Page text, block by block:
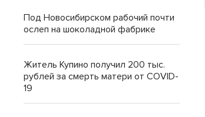
Под Новосибирском рабочий почти
ослеп на шоколадной фабрике
Житель Купино получил 200 тыс.
рублей за смерть матери от COVID-
19